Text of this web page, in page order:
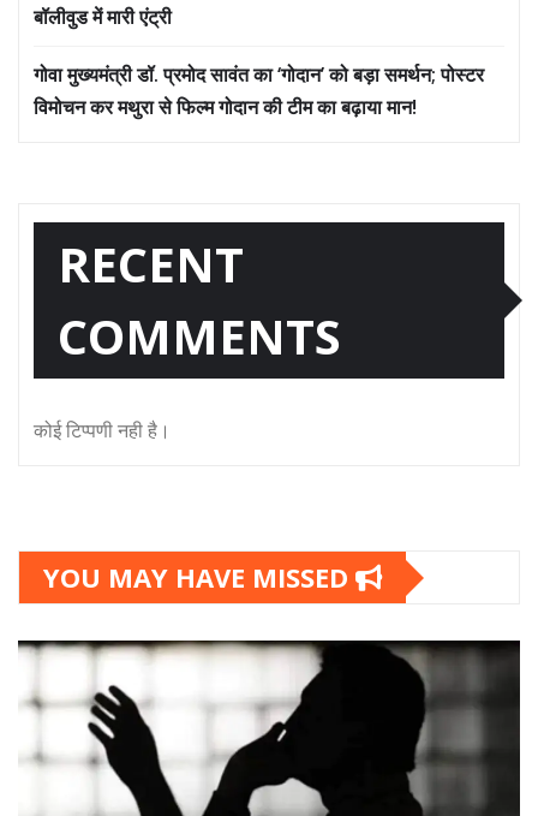
बॉलीवुड में मारी एंट्री
गोवा मुख्यमंत्री डॉ. प्रमोद सावंत का ‘गोदान’ को बड़ा समर्थन; पोस्टर
विमोचन कर मथुरा से फिल्म गोदान की टीम का बढ़ाया मान!
RECENT
COMMENTS
कोई टिप्पणी नही है।
YOU MAY HAVE MISSED